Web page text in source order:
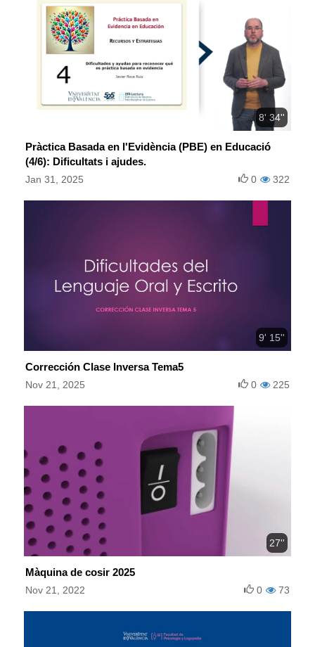
8' 34''
Pràctica Basada en l'Evidència (PBE) en Educació
(4/6): Dificultats i ajudes.
Jan 31, 2025 322
0
9' 15''
Corrección Clase Inversa Tema5
Nov 21, 2025 225
0
27''
Màquina de cosir 2025
Nov 21, 2022 73
0